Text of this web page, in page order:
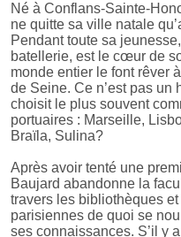
Né à Conflans-Sainte-
ne quitte sa ville natale
Pendant toute sa
batellerie, est le cœur de
monde entier le font rêver
de Seine. Ce n’est pas un
choisit le plus souvent
portuaires : Marseille,
Braïla, Sulina?
Après avoir tenté une
Baujard abandonne la
travers les bibliothèques
parisiennes de quoi se
ses connaissances. S’il y